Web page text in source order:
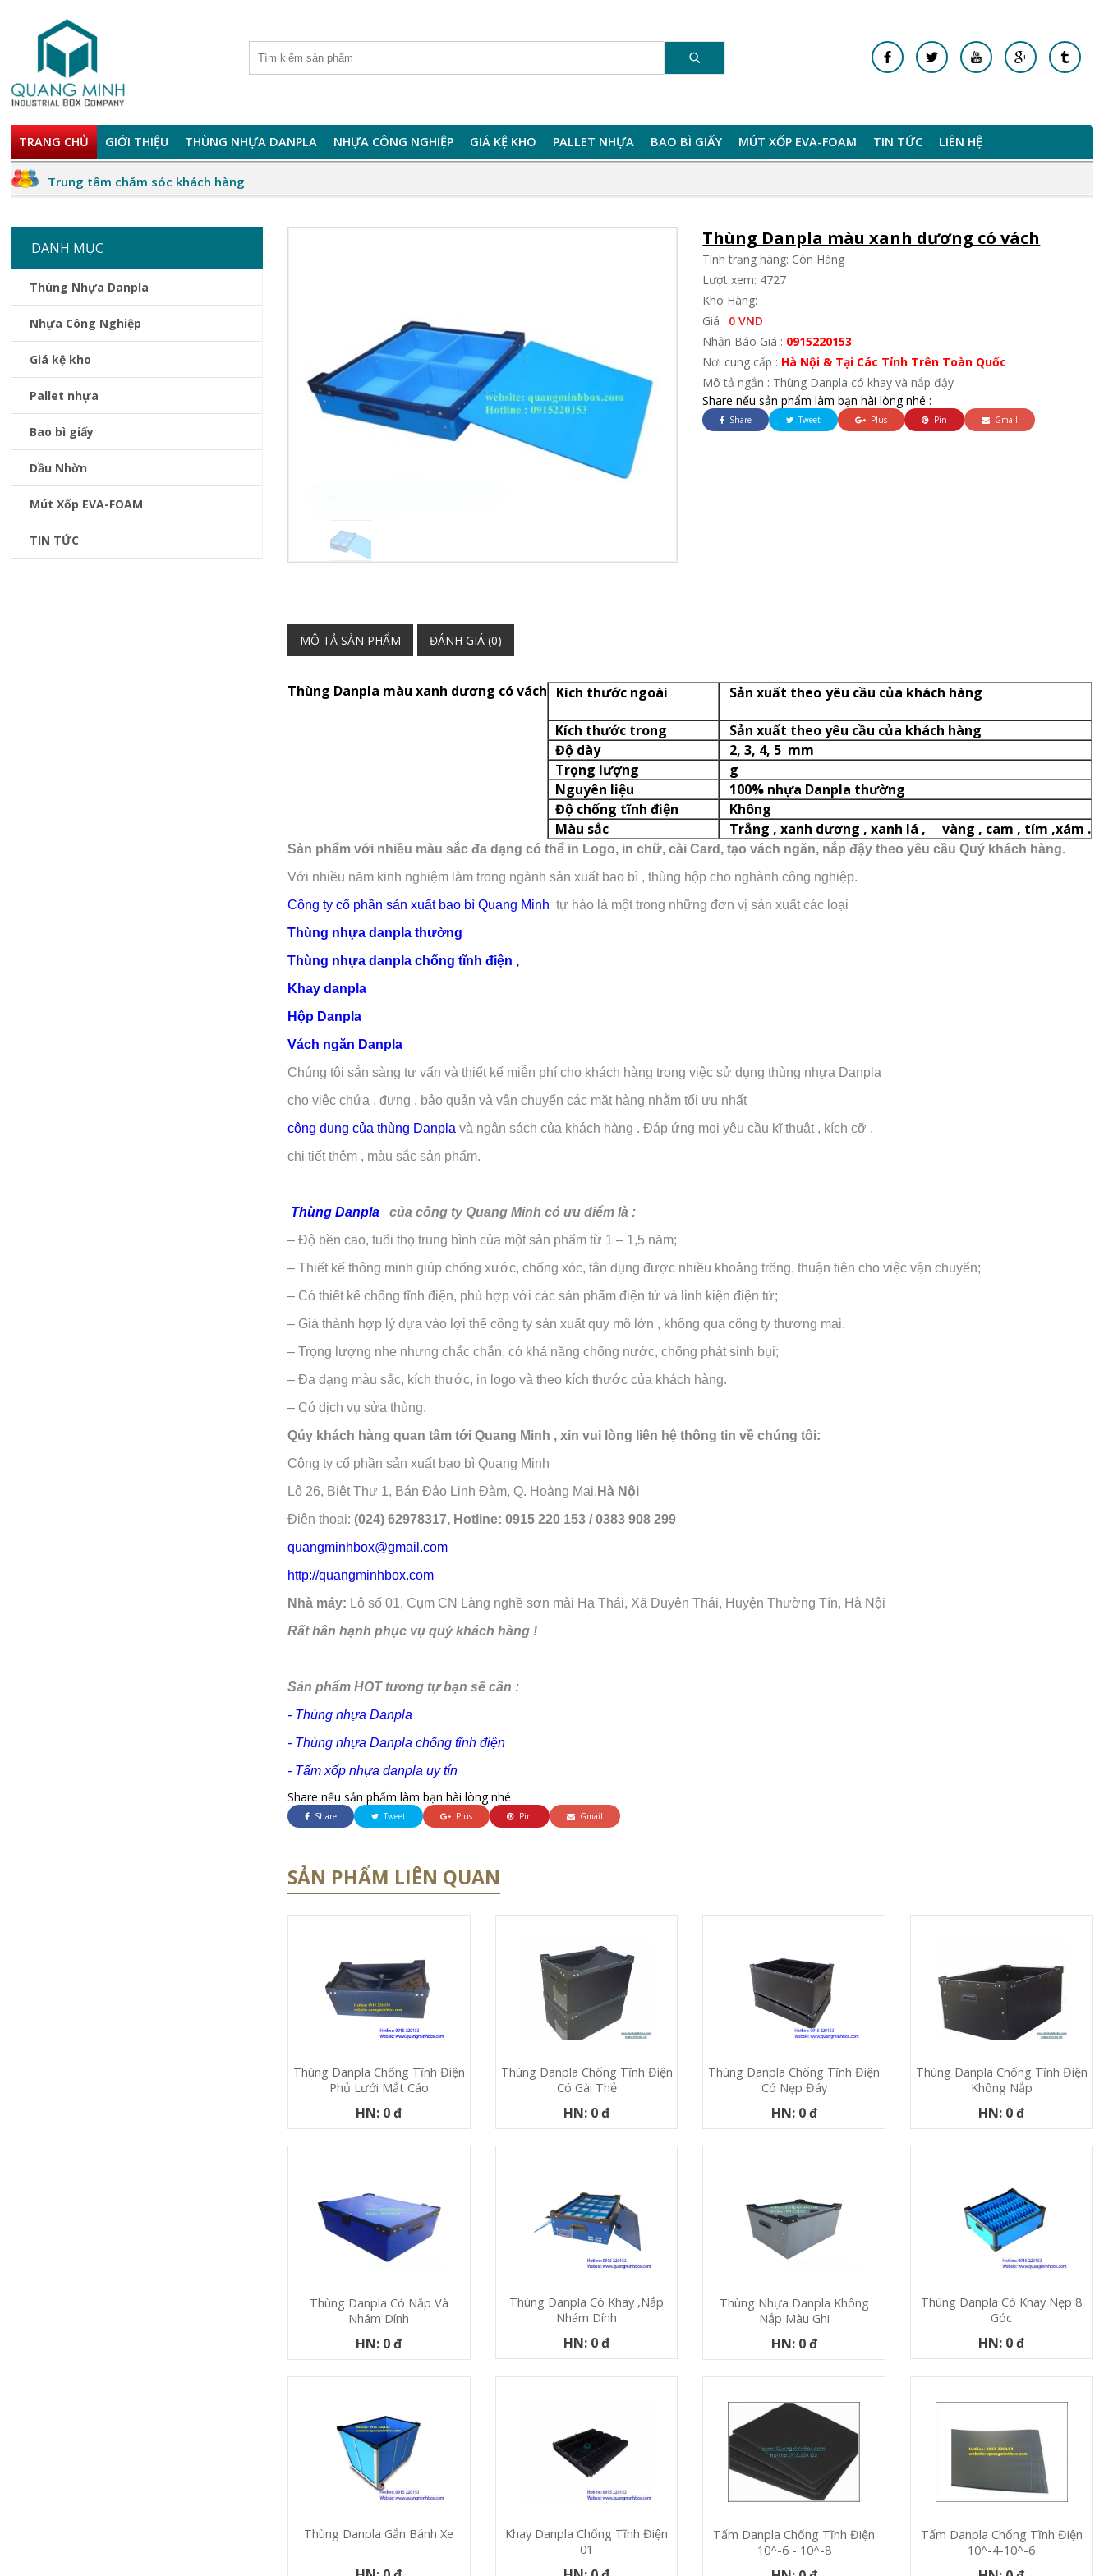
TRANG CHỦ GIỚI THIỆU THÙNG NHỰA DANPLA NHỰA CÔNG NGHIỆP GIÁ KỆ KHO PALLET NHỰA BAO BÌ GIẤY MÚT XỐP EVA-FOAM TIN TỨC LIÊN HỆ
Trung tâm chăm sóc khách hàng
DANH MỤC
Thùng Nhựa Danpla
Nhựa Công Nghiệp
Giá kệ kho
Pallet nhựa
Bao bì giấy
Dầu Nhờn
Mút Xốp EVA-FOAM
TIN TỨC
Thùng Danpla màu xanh dương có vách
Tình trạng hàng: Còn Hàng
Lượt xem: 4727
Kho Hàng:
Giá : 0 VND
Nhận Báo Giá : 0915220153
Nơi cung cấp : Hà Nội & Tại Các Tỉnh Trên Toàn Quốc
Mô tả ngắn : Thùng Danpla có khay và nắp đậy
Share nếu sản phẩm làm bạn hài lòng nhé :
Share Tweet Plus Pin Gmail
MÔ TẢ SẢN PHẨM ĐÁNH GIÁ (0)
Thùng Danpla màu xanh dương có vách Kích thước ngoài Sản xuất theo yêu cầu của khách hàng
Kích thước trong
Sản xuất theo yêu cầu của khách hàng
Độ dày
2, 3, 4, 5 mm
Trọng lượng
g
Nguyên liệu
100% nhựa Danpla thường
Độ chống tĩnh điện
Không
Màu sắc
Trắng , xanh dương , xanh lá , vàng , cam , tím ,xám .
Sản phẩm với nhiều màu sắc đa dạng có thể in Logo, in chữ, cài Card, tạo vách ngăn, nắp đậy theo yêu cầu Quý khách hàng.
Với nhiều năm kinh nghiệm làm trong ngành sản xuất bao bì , thùng hộp cho nghành công nghiệp.
Công ty cổ phần sản xuất bao bì Quang Minh tự hào là một trong những đơn vị sản xuất các loại
Thùng nhựa danpla thường
Thùng nhựa danpla chống tĩnh điện ,
Khay danpla
Hộp Danpla
Vách ngăn Danpla
Chúng tôi sẵn sàng tư vấn và thiết kế miễn phí cho khách hàng trong việc sử dụng thùng nhựa Danpla
cho việc chứa , đựng , bảo quản và vận chuyển các mặt hàng nhằm tối ưu nhất
công dụng của thùng Danpla và ngân sách của khách hàng . Đáp ứng mọi yêu cầu kĩ thuật , kích cỡ ,
chi tiết thêm , màu sắc sản phẩm.
Thùng Danpla
của công ty Quang Minh có ưu điểm là :
– Độ bền cao, tuổi thọ trung bình của một sản phẩm từ 1 – 1,5 năm;
– Thiết kế thông minh giúp chống xước, chống xóc, tận dụng được nhiều khoảng trống, thuận tiện cho việc vận chuyển;
– Có thiết kế chống tĩnh điện, phù hợp với các sản phẩm điện tử và linh kiện điện tử;
– Giá thành hợp lý dựa vào lợi thế công ty sản xuất quy mô lớn , không qua công ty thương mại.
– Trọng lượng nhẹ nhưng chắc chắn, có khả năng chống nước, chống phát sinh bụi;
– Đa dạng màu sắc, kích thước, in logo và theo kích thước của khách hàng.
– Có dịch vụ sửa thùng.
Qúy khách hàng quan tâm tới Quang Minh , xin vui lòng liên hệ thông tin về chúng tôi:
Công ty cổ phần sản xuất bao bì Quang Minh
Lô 26, Biệt Thự 1, Bán Đảo Linh Đàm, Q. Hoàng Mai, Hà Nội
Điện thoại: (024) 62978317, Hotline: 0915 220 153 / 0383 908 299
quangminhbox@gmail.com
http://quangminhbox.com
Nhà máy: Lô số 01, Cụm CN Làng nghề sơn mài Hạ Thái, Xã Duyên Thái, Huyện Thường Tín, Hà Nội
Rất hân hạnh phục vụ quý khách hàng !
Sản phẩm HOT tương tự bạn sẽ cần :
- Thùng nhựa Danpla
- Thùng nhựa Danpla chống tĩnh điện
- Tấm xốp nhựa danpla uy tín
Share nếu sản phẩm làm bạn hài lòng nhé
Share Tweet Plus Pin Gmail
SẢN PHẨM LIÊN QUAN
Thùng Danpla Chống Tĩnh Điện
Phủ Lưới Mắt Cáo
HN: 0 đ
Thùng Danpla Chống Tĩnh Điện
Có Gài Thẻ
HN: 0 đ
Thùng Danpla Chống Tĩnh Điện
Có Nẹp Đáy
HN: 0 đ
Thùng Danpla Chống Tĩnh Điện
Không Nắp
HN: 0 đ
Thùng Danpla Có Nắp Và
Nhám Dính
HN: 0 đ
Thùng Danpla Có Khay ,nắp
Nhám Dính
HN: 0 đ
Thùng Nhựa Danpla Không
Nắp Màu Ghi
HN: 0 đ
Thùng Danpla Có Khay Nẹp 8
Góc
HN: 0 đ
Thùng Danpla Gắn Bánh Xe
Khay Danpla Chống Tĩnh Điện
01
Tấm Danpla Chống Tĩnh Điện
10^-6 - 10^-8
Tấm Danpla Chống Tĩnh Điện
10^-4-10^-6